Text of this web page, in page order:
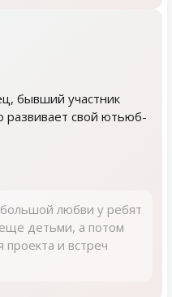
бывший участник
развивает свой ютьюб-
любви у ребят
детьми, а потом
проекта и встреч